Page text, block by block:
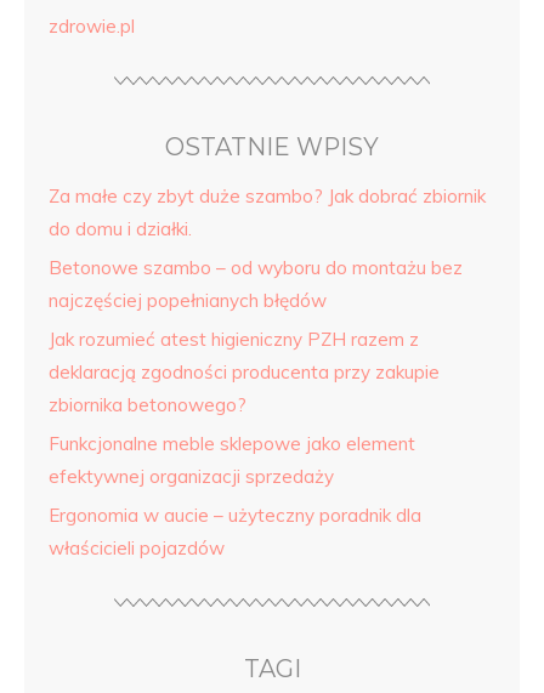
zdrowie.pl
OSTATNIE WPISY
Za małe czy zbyt duże szambo? Jak dobrać zbiornik
do domu i działki.
Betonowe szambo – od wyboru do montażu bez
najczęściej popełnianych błędów
Jak rozumieć atest higieniczny PZH razem z
deklaracją zgodności producenta przy zakupie
zbiornika betonowego?
Funkcjonalne meble sklepowe jako element
efektywnej organizacji sprzedaży
Ergonomia w aucie – użyteczny poradnik dla
właścicieli pojazdów
TAGI